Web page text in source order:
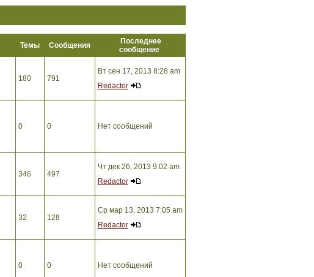
Темы Сообщения
Последнее
сообщение
180 791
Вт сен 17, 2013 8:28 am
Redactor
0 0 Нет сообщений
346 497
Чт дек 26, 2013 9:02 am
Redactor
32 128
Ср мар 13, 2013 7:05 am
Redactor
0 0 Нет сообщений